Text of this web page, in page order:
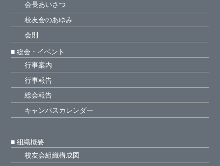
会長あいさつ
校友会のあゆみ
会則
■ 総会・イベント
行事案内
行事報告
総会報告
キャンパスカレンダー
■ 組織概要
校友会組織構成図